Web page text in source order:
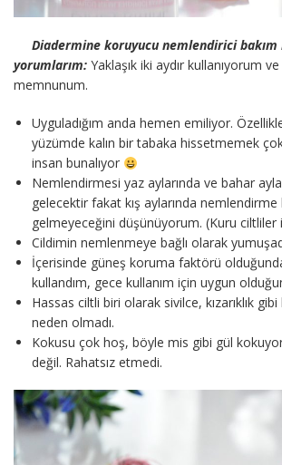
Diadermine koruyucu nemlendirici bakım
yorumlarım: Yaklaşık iki aydır kullanıyorum
memnunum.
Uyguladığım anda hemen emiliyor.
yüzümde kalın bir tabaka hissetmemek
insan bunalıyor
Nemlendirmesi yaz aylarında ve bahar
gelecektir fakat kış aylarında nemlendirme
gelmeyeceğini düşünüyorum. (Kuru ciltliler
Cildimin nemlenmeye bağlı olarak
İçerisinde güneş koruma faktörü
kullandım, gece kullanım için uygun
Hassas ciltli biri olarak sivilce, kızarıklık
neden olmadı.
Kokusu çok hoş, böyle mis gibi gül
değil. Rahatsız etmedi.